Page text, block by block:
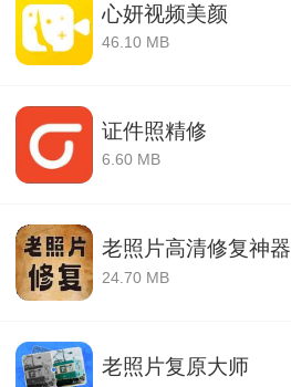
心妍视频美颜
46.10 MB
证件照精修
6.60 MB
老照片高清修复神器
24.70 MB
老照片复原大师